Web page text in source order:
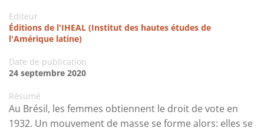
Editeur
Éditions de l'IHEAL (Institut des hautes études de
l'Amérique latine)
Date de publication
24 septembre 2020
Résumé
Au Brésil, les femmes obtiennent le droit de vote en
1932. Un mouvement de masse se forme alors: elles se